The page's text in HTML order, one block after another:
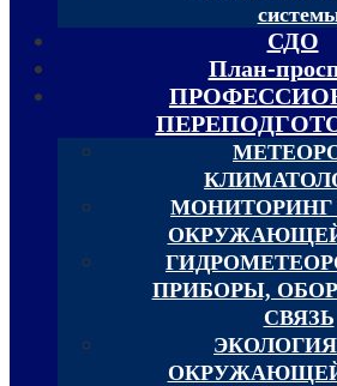
СДО
План-
МОНИТОРИНГ
ПРИБОРЫ,
СВЯЗЬ